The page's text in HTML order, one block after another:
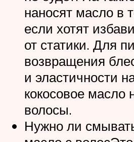
наносят масло в
если хотят
от статики. Для
возвращения
и эластичности
кокосовое масло
волосы.
Нужно ли